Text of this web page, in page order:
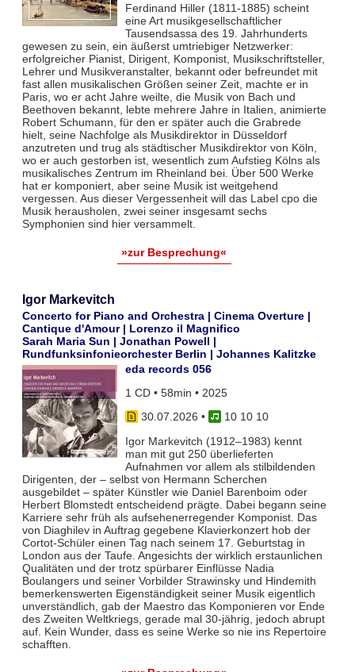
Ferdinand Hiller (1811-1885) scheint
eine Art musikgesellschaftlicher
Tausendsassa des 19. Jahrhunderts
gewesen zu sein, ein äußerst umtriebiger Netzwerker:
erfolgreicher Pianist, Dirigent, Komponist, Musikschriftsteller,
Lehrer und Musikveranstalter, bekannt oder befreundet mit
fast allen musikalischen Größen seiner Zeit, machte er in
Paris, wo er acht Jahre weilte, die Musik von Bach und
Beethoven bekannt, lebte mehrere Jahre in Italien, animierte
Robert Schumann, für den er später auch die Grabrede
hielt, seine Nachfolge als Musikdirektor in Düsseldorf
anzutreten und trug als städtischer Musikdirektor von Köln,
wo er auch gestorben ist, wesentlich zum Aufstieg Kölns als
musikalisches Zentrum im Rheinland bei. Über 500 Werke
hat er komponiert, aber seine Musik ist weitgehend
vergessen. Aus dieser Vergessenheit will das Label cpo die
Musik herausholen, zwei seiner insgesamt sechs
Symphonien sind hier versammelt.
»zur Besprechung«
Igor Markevitch
Concerto for Piano and Orchestra | Cinema Overture |
Cantique d'Amour | Lorenzo il Magnifico
Sarah Maria Sun | Jonathan Powell |
Rundfunksinfonieorchester Berlin | Johannes Kalitzke
eda records 056
1 CD • 58min • 2025
30.07.2026 •
10 10 10
Igor Markevitch (1912–1983) kennt
man mit gut 250 überlieferten
Aufnahmen vor allem als stilbildenden
Dirigenten, der – selbst von Hermann Scherchen
ausgebildet – später Künstler wie Daniel Barenboim oder
Herbert Blomstedt entscheidend prägte. Dabei begann seine
Karriere sehr früh als aufsehenerregender Komponist. Das
von Diaghilev in Auftrag gegebene Klavierkonzert hob der
Cortot-Schüler einen Tag nach seinem 17. Geburtstag in
London aus der Taufe. Angesichts der wirklich erstaunlichen
Qualitäten und der trotz spürbarer Einflüsse Nadia
Boulangers und seiner Vorbilder Strawinsky und Hindemith
bemerkenswerten Eigenständigkeit seiner Musik eigentlich
unverständlich, gab der Maestro das Komponieren vor Ende
des Zweiten Weltkriegs, gerade mal 30-jährig, jedoch abrupt
auf. Kein Wunder, dass es seine Werke so nie ins Repertoire
schafften.